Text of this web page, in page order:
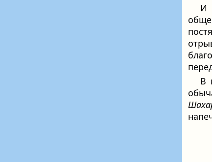
И
В